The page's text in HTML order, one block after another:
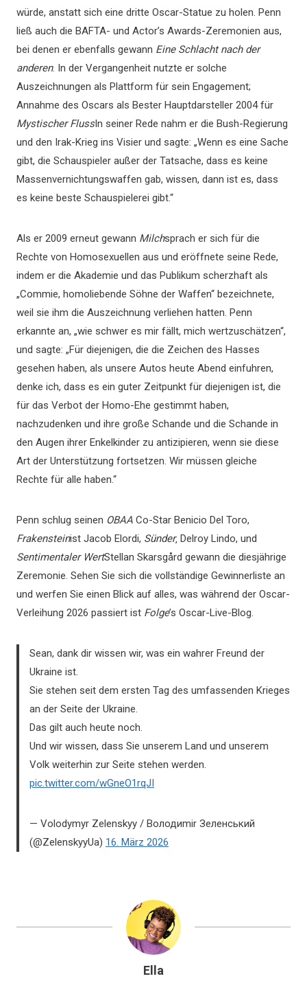
würde, anstatt sich eine dritte Oscar-Statue zu holen. Penn
ließ auch die BAFTA- und Actor’s Awards-Zeremonien aus,
bei denen er ebenfalls gewann Eine Schlacht nach der
anderen. In der Vergangenheit nutzte er solche
Auszeichnungen als Plattform für sein Engagement;
Annahme des Oscars als Bester Hauptdarsteller 2004 für
Mystischer FlussIn seiner Rede nahm er die Bush-Regierung
und den Irak-Krieg ins Visier und sagte: „Wenn es eine Sache
gibt, die Schauspieler außer der Tatsache, dass es keine
Massenvernichtungswaffen gab, wissen, dann ist es, dass
es keine beste Schauspielerei gibt.“
Als er 2009 erneut gewann Milchsprach er sich für die
Rechte von Homosexuellen aus und eröffnete seine Rede,
indem er die Akademie und das Publikum scherzhaft als
„Commie, homoliebende Söhne der Waffen“ bezeichnete,
weil sie ihm die Auszeichnung verliehen hatten. Penn
erkannte an, „wie schwer es mir fällt, mich wertzuschätzen“,
und sagte: „Für diejenigen, die die Zeichen des Hasses
gesehen haben, als unsere Autos heute Abend einfuhren,
denke ich, dass es ein guter Zeitpunkt für diejenigen ist, die
für das Verbot der Homo-Ehe gestimmt haben,
nachzudenken und ihre große Schande und die Schande in
den Augen ihrer Enkelkinder zu antizipieren, wenn sie diese
Art der Unterstützung fortsetzen. Wir müssen gleiche
Rechte für alle haben.“
Penn schlug seinen OBAA Co-Star Benicio Del Toro,
Frakensteinist Jacob Elordi, Sünder‚ Delroy Lindo, und
Sentimentaler WertStellan Skarsgård gewann die diesjährige
Zeremonie. Sehen Sie sich die vollständige Gewinnerliste an
und werfen Sie einen Blick auf alles, was während der Oscar-
Verleihung 2026 passiert ist Folge’s Oscar-Live-Blog.
Sean, dank dir wissen wir, was ein wahrer Freund der
Ukraine ist.
Sie stehen seit dem ersten Tag des umfassenden Krieges
an der Seite der Ukraine.
Das gilt auch heute noch.
Und wir wissen, dass Sie unserem Land und unserem
Volk weiterhin zur Seite stehen werden.
pic.twitter.com/wGneO1rqJI
— Volodymyr Zelenskyy / Володиmir Зеленський
(@ZelenskyyUa) 16. März 2026
Ella